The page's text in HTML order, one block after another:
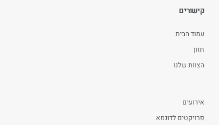
קישורים
עמוד הבית
חזון
הצוות שלנו
אירועים
פרויקטים לדוגמא